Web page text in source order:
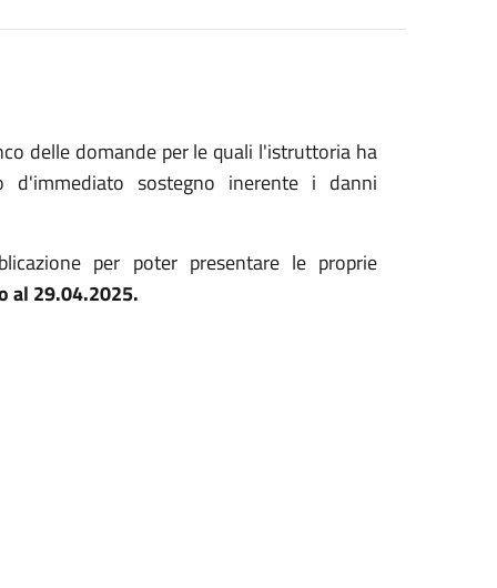
delle domande per le quali l'istruttoria ha
sostegno inerente i danni
per poter presentare le proprie
al 29.04.2025.